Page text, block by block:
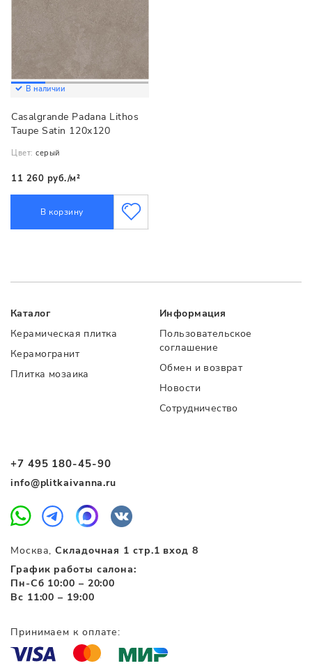
В наличии
Casalgrande Padana Lithos
Taupe Satin 120x120
Цвет: серый
11 260 руб./м²
В корзину
+7 495 180-45-90
info@plitkaivanna.ru
Москва,Складочная 1 стр.1 вход 8
График работы салона:
Пн-Сб 10:00 – 20:00
Вс 11:00 – 19:00
Каталог
Керамическая плитка
Керамогранит
Плитка мозаика
Информация
Пользовательское
соглашение
Обмен и возврат
Новости
Сотрудничество
Принимаем к оплате: